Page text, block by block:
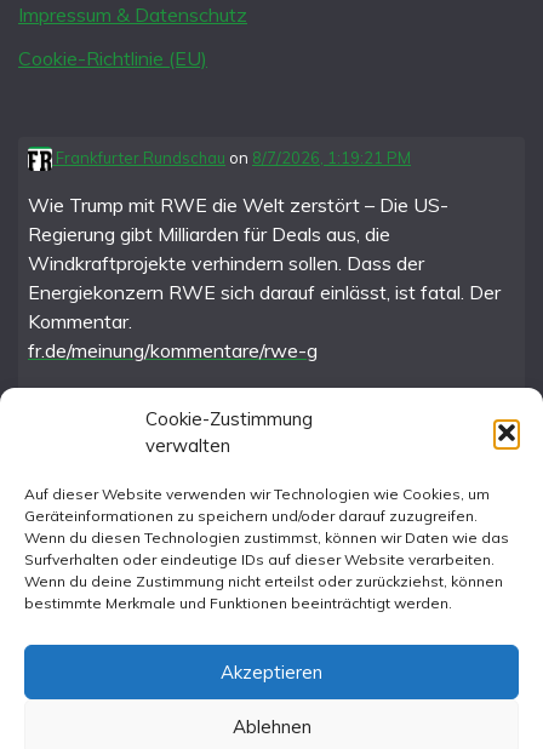
Cookie-Zustimmung
verwalten
Auf dieser Website verwenden wir Technologien wie Cookies, um
Geräteinformationen zu speichern und/oder darauf zuzugreifen.
Wenn du diesen Technologien zustimmst, können wir Daten wie das
Surfverhalten oder eindeutige IDs auf dieser Website verarbeiten.
Wenn du deine Zustimmung nicht erteilst oder zurückziehst, können
bestimmte Merkmale und Funktionen beeinträchtigt werden.
Akzeptieren
Ablehnen
Impressum & Datenschutz
Cookie-Richtlinie (EU)
Frankfurter Rundschau on 8/7/2026, 1:19:21 PM
Wie Trump mit RWE die Welt zerstört – Die US-
Regierung gibt Milliarden für Deals aus, die
Windkraftprojekte verhindern sollen. Dass der
Energiekonzern RWE sich darauf einlässt, ist fatal. Der
Kommentar.
fr.de/meinung/kommentare/rwe-g
Instagram